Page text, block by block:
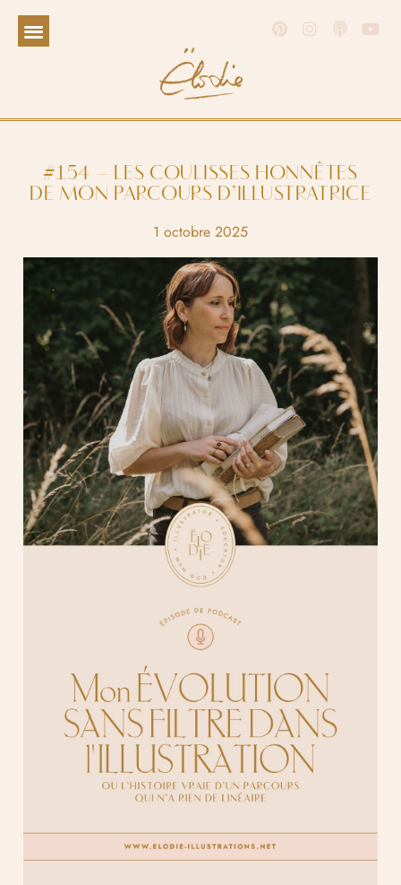
#154 – LES COULISSES HONNÊTES
DE MON PARCOURS D’ILLUSTRATRICE
1 octobre 2025